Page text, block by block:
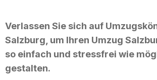
Verlassen Sie sich auf
Salzburg, um Ihren Umzug
so einfach und stressfrei wie
gestalten.